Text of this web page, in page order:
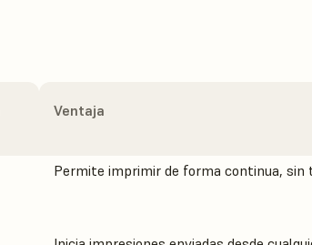
Ventaja
Permite imprimir de forma continua, sin